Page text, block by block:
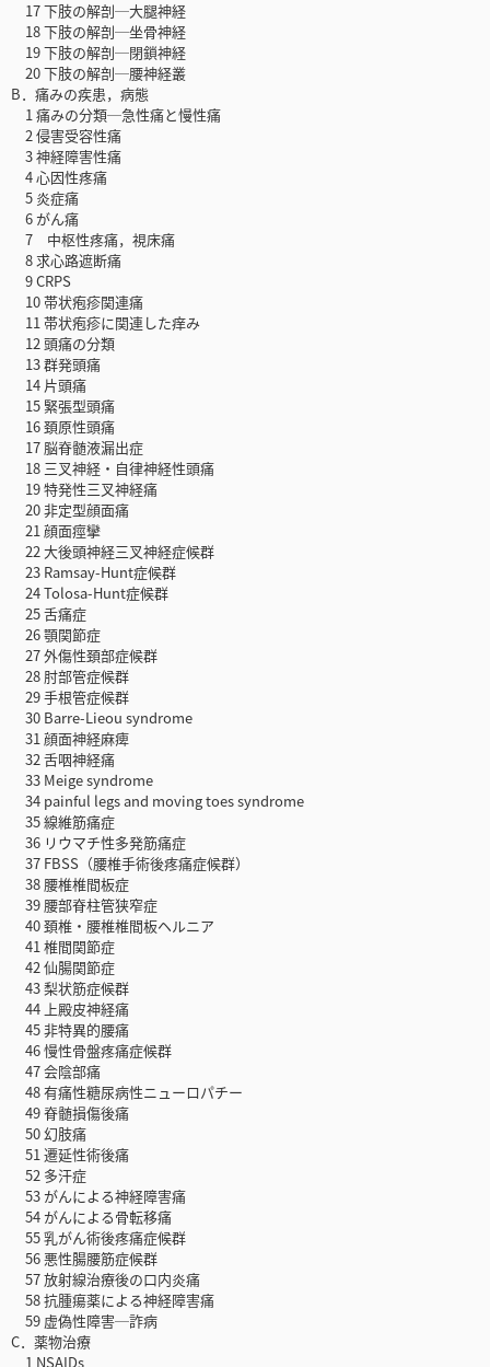
17 下肢の解剖─大腿神経
18 下肢の解剖─坐骨神経
19 下肢の解剖─閉鎖神経
20 下肢の解剖─腰神経叢
B．痛みの疾患，病態
1 痛みの分類─急性痛と慢性痛
2 侵害受容性痛
3 神経障害性痛
4 心因性疼痛
5 炎症痛
6 がん痛
7 中枢性疼痛，視床痛
8 求心路遮断痛
9 CRPS
10 帯状疱疹関連痛
11 帯状疱疹に関連した痒み
12 頭痛の分類
13 群発頭痛
14 片頭痛
15 緊張型頭痛
16 頚原性頭痛
17 脳脊髄液漏出症
18 三叉神経・自律神経性頭痛
19 特発性三叉神経痛
20 非定型顔面痛
21 顔面痙攣
22 大後頭神経三叉神経症候群
23 Ramsay-Hunt症候群
24 Tolosa-Hunt症候群
25 舌痛症
26 顎関節症
27 外傷性頚部症候群
28 肘部管症候群
29 手根管症候群
30 Barre-Lieou syndrome
31 顔面神経麻痺
32 舌咽神経痛
33 Meige syndrome
34 painful legs and moving toes syndrome
35 線維筋痛症
36 リウマチ性多発筋痛症
37 FBSS（腰椎手術後疼痛症候群）
38 腰椎椎間板症
39 腰部脊柱管狭窄症
40 頚椎・腰椎椎間板ヘルニア
41 椎間関節症
42 仙腸関節症
43 梨状筋症候群
44 上殿皮神経痛
45 非特異的腰痛
46 慢性骨盤疼痛症候群
47 会陰部痛
48 有痛性糖尿病性ニューロパチー
49 脊髄損傷後痛
50 幻肢痛
51 遷延性術後痛
52 多汗症
53 がんによる神経障害痛
54 がんによる骨転移痛
55 乳がん術後疼痛症候群
56 悪性腸腰筋症候群
57 放射線治療後の口内炎痛
58 抗腫瘍薬による神経障害痛
59 虚偽性障害─詐病
C．薬物治療
1 NSAIDs